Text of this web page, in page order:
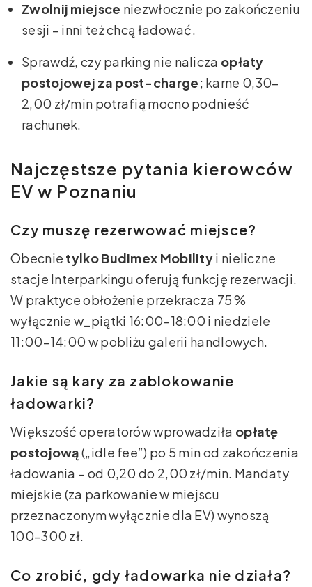
Zwolnij miejsce niezwłocznie po zakończeniu
sesji – inni też chcą ładować.
Sprawdź, czy parking nie nalicza opłaty
postojowej za post-charge; karne 0,30–
2,00 zł/min potrafią mocno podnieść
rachunek.
Najczęstsze pytania kierowców
EV w Poznaniu
Czy muszę rezerwować miejsce?
Obecnie tylko Budimex Mobilityi nieliczne
stacje Interparkingu oferują funkcję rezerwacji.
W praktyce obłożenie przekracza 75 %
wyłącznie w_piątki 16:00–18:00 i niedziele
11:00–14:00 w pobliżu galerii handlowych.
Jakie są kary za zablokowanie
ładowarki?
Większość operatorów wprowadziła opłatę
postojową(„idle fee”) po 5 min od zakończenia
ładowania – od 0,20 do 2,00 zł/min. Mandaty
miejskie (za parkowanie w miejscu
przeznaczonym wyłącznie dla EV) wynoszą
100–300 zł.
Co zrobić, gdy ładowarka nie działa?